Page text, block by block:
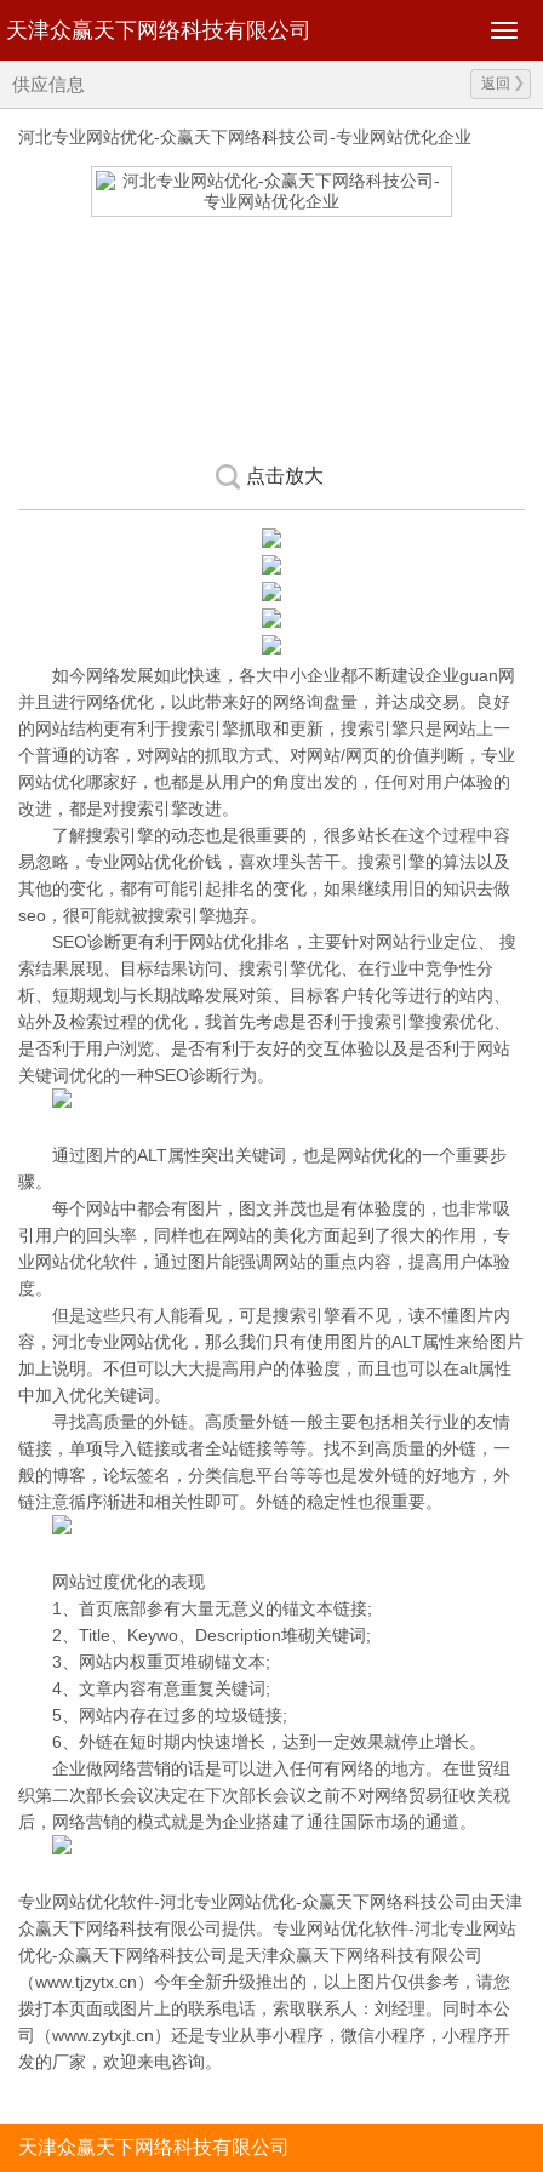
天津众赢天下网络科技有限公司
供应信息 返回
河北专业网站优化-众赢天下网络科技公司-专业网站优化企业
点击放大
如今网络发展如此快速，各大中小企业都不断建设企业guan网
并且进行网络优化，以此带来好的网络询盘量，并达成交易。良好
的网站结构更有利于搜索引擎抓取和更新，搜索引擎只是网站上一
个普通的访客，对网站的抓取方式、对网站/网页的价值判断，专业
网站优化哪家好，也都是从用户的角度出发的，任何对用户体验的
改进，都是对搜索引擎改进。
了解搜索引擎的动态也是很重要的，很多站长在这个过程中容
易忽略，专业网站优化价钱，喜欢埋头苦干。搜索引擎的算法以及
其他的变化，都有可能引起排名的变化，如果继续用旧的知识去做
seo，很可能就被搜索引擎抛弃。
SEO诊断更有利于网站优化排名，主要针对网站行业定位、 搜
索结果展现、目标结果访问、搜索引擎优化、在行业中竞争性分
析、短期规划与长期战略发展对策、目标客户转化等进行的站内、
站外及检索过程的优化，我首先考虑是否利于搜索引擎搜索优化、
是否利于用户浏览、是否有利于友好的交互体验以及是否利于网站
关键词优化的一种SEO诊断行为。
通过图片的ALT属性突出关键词，也是网站优化的一个重要步
骤。
每个网站中都会有图片，图文并茂也是有体验度的，也非常吸
引用户的回头率，同样也在网站的美化方面起到了很大的作用，专
业网站优化软件，通过图片能强调网站的重点内容，提高用户体验
度。
但是这些只有人能看见，可是搜索引擎看不见，读不懂图片内
容，河北专业网站优化，那么我们只有使用图片的ALT属性来给图片
加上说明。不但可以大大提高用户的体验度，而且也可以在alt属性
中加入优化关键词。
寻找高质量的外链。高质量外链一般主要包括相关行业的友情
链接，单项导入链接或者全站链接等等。找不到高质量的外链，一
般的博客，论坛签名，分类信息平台等等也是发外链的好地方，外
链注意循序渐进和相关性即可。外链的稳定性也很重要。
网站过度优化的表现
1、首页底部参有大量无意义的锚文本链接;
2、Title、Keywo、Description堆砌关键词;
3、网站内权重页堆砌锚文本;
4、文章内容有意重复关键词;
5、网站内存在过多的垃圾链接;
6、外链在短时期内快速增长，达到一定效果就停止增长。
企业做网络营销的话是可以进入任何有网络的地方。在世贸组
织第二次部长会议决定在下次部长会议之前不对网络贸易征收关税
后，网络营销的模式就是为企业搭建了通往国际市场的通道。
专业网站优化软件-河北专业网站优化-众赢天下网络科技公司由天津
众赢天下网络科技有限公司提供。专业网站优化软件-河北专业网站
优化-众赢天下网络科技公司是天津众赢天下网络科技有限公司
（www.tjzytx.cn）今年全新升级推出的，以上图片仅供参考，请您
拨打本页面或图片上的联系电话，索取联系人：刘经理。同时本公
司（www.zytxjt.cn）还是专业从事小程序，微信小程序，小程序开
发的厂家，欢迎来电咨询。
天津众赢天下网络科技有限公司